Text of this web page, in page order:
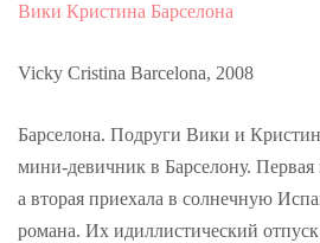
Вики Кристина Барселона
Vicky Cristina Barcelona, 2008
Барселона. Подруги Вики и
мини-девичник в Барселону.
а вторая приехала в солнечную
романа. Их идиллистический